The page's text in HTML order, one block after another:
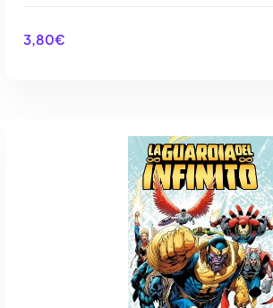
AÑADIR AL CARRITO
3,80€